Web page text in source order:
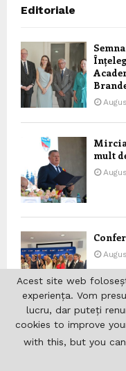
Editoriale
Mircia
mult
Acest site web
experiența. Vom
lucru, dar puteți
cookies to improve
with this, but you